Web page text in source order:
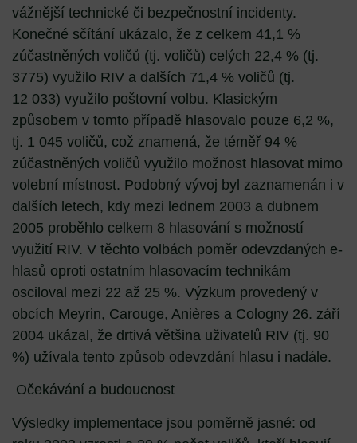
vážnější technické či bezpečnostní incidenty.
Konečné sčítání ukázalo, že z celkem 41,1 %
zúčastněných voličů (tj. voličů) celých 22,4 % (tj.
3775) využilo RIV a dalších 71,4 % voličů (tj.
12 033) využilo poštovní volbu. Klasickým
způsobem v tomto případě hlasovalo pouze 6,2 %,
tj. 1 045 voličů, což znamená, že téměř 94 %
zúčastněných voličů využilo možnost hlasovat mimo
volební místnost. Podobný vývoj byl zaznamenán i v
dalších letech, kdy mezi lednem 2003 a dubnem
2005 proběhlo celkem 8 hlasování s možností
využití RIV. V těchto volbách poměr odevzdaných e-
hlasů oproti ostatním hlasovacím technikám
osciloval mezi 22 až 25 %. Výzkum provedený v
obcích Meyrin, Carouge, Anières a Cologny 26. září
2004 ukázal, že drtivá většina uživatelů RIV (tj. 90
%) užívala tento způsob odevzdání hlasu i nadále.
Očekávání a budoucnost
Výsledky implementace jsou poměrně jasné: od